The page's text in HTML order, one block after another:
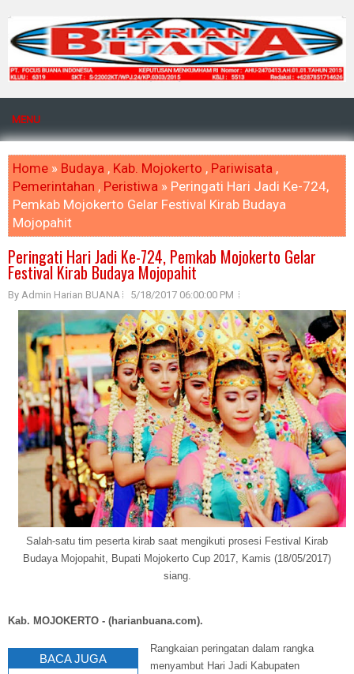
MENU
Home » Budaya , Kab. Mojokerto , Pariwisata ,
Pemerintahan , Peristiwa » Peringati Hari Jadi Ke-724,
Pemkab Mojokerto Gelar Festival Kirab Budaya
Mojopahit
Peringati Hari Jadi Ke-724, Pemkab Mojokerto Gelar
Festival Kirab Budaya Mojopahit
By Admin Harian BUANA 5/18/2017 06:00:00 PM
Salah-satu tim peserta kirab saat mengikuti prosesi Festival Kirab
Budaya Mojopahit, Bupati Mojokerto Cup 2017, Kamis (18/05/2017)
siang.
Kab. MOJOKERTO - (harianbuana.com).
BACA JUGA
Rangkaian peringatan dalam rangka
menyambut Hari Jadi Kabupaten